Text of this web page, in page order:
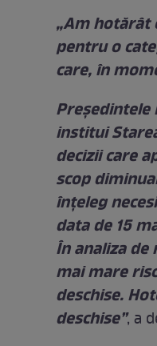
„Am hotărât
pentru o
care, în
Președintele
institui
decizii care
scop
înțeleg
data de 15
În analiza
mai mare
deschise.
deschise”, a